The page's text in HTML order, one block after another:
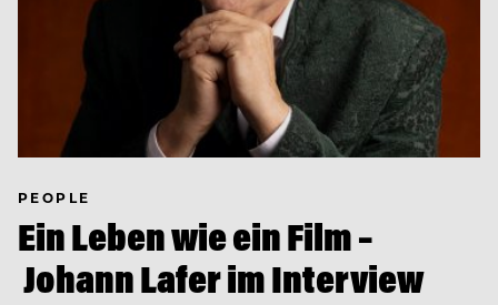
PEOPLE
Ein Leben wie ein Film –
Johann Lafer im Interview